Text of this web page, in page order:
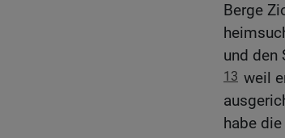
Berge
und den
13 weil
habe